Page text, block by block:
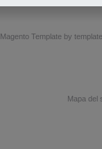
Magento Template by
Mapa del